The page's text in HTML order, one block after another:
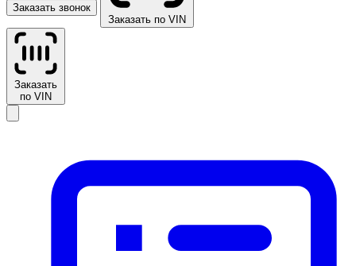
Заказать звонок
Заказать по VIN
Заказать
по VIN